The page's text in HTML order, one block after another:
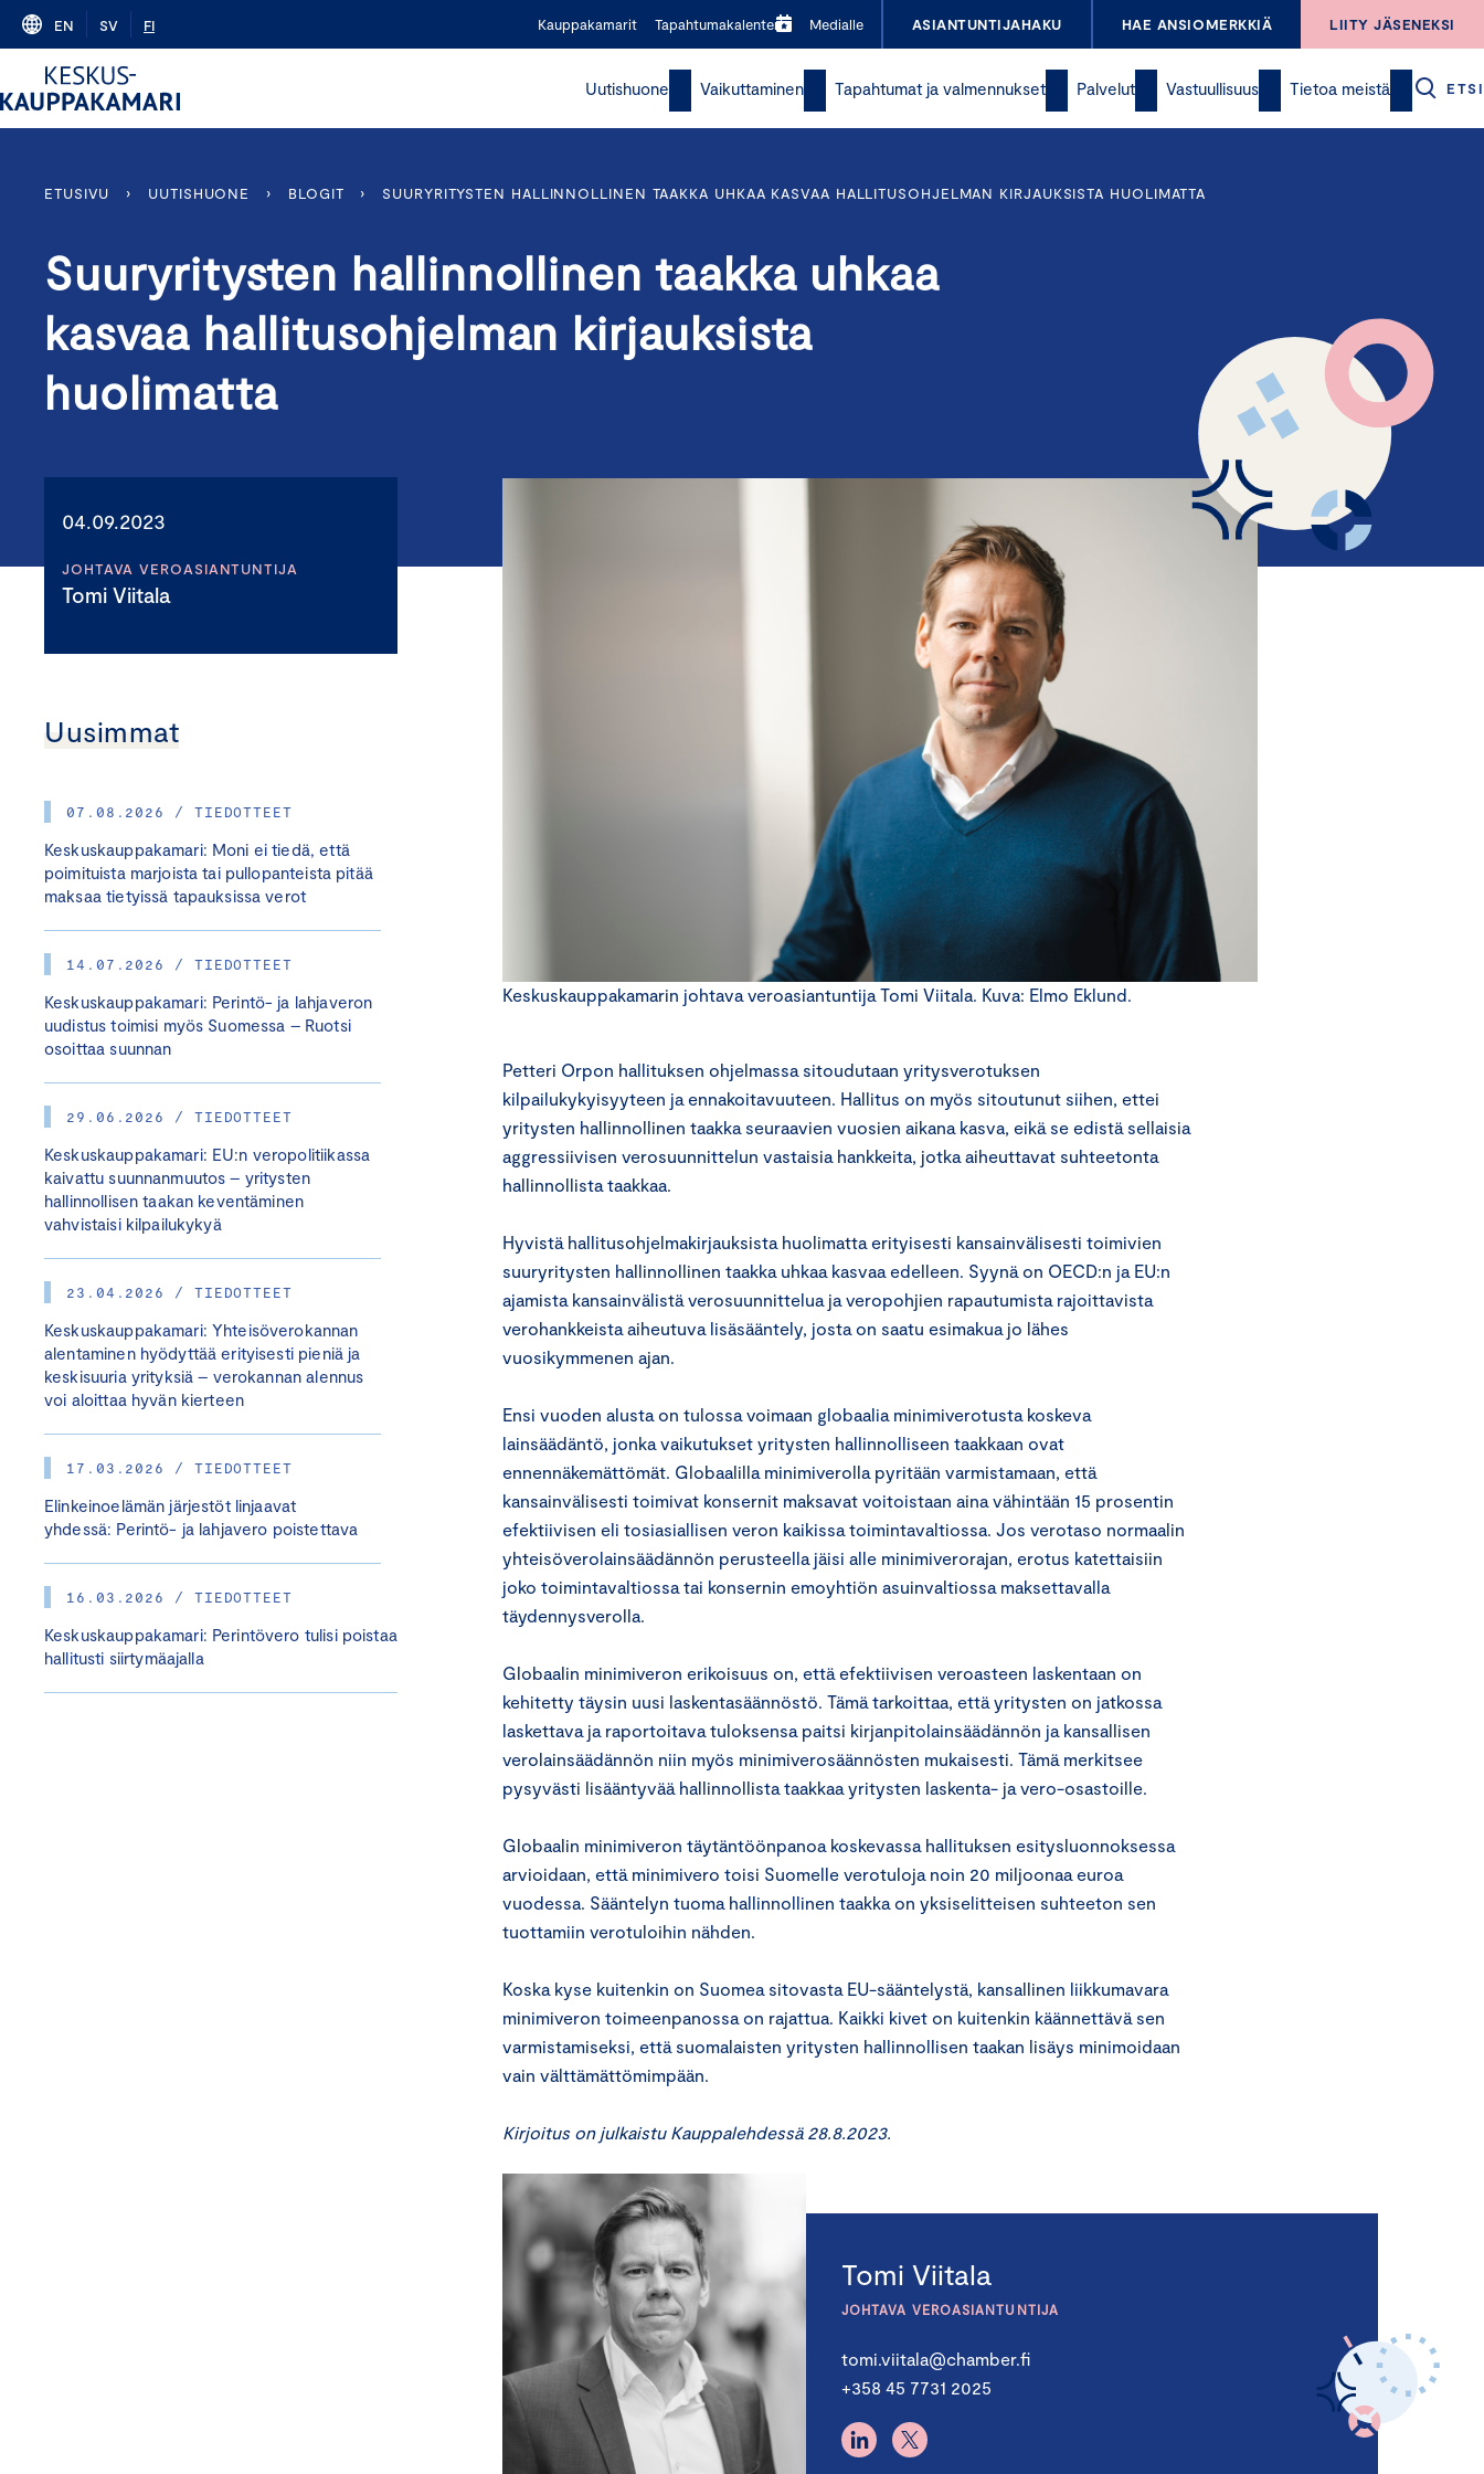
Skip
content
EN SV FI Kauppakamarit Tapahtumakalenteri Medialle ASIANTUNTIJAHAKU HAE ANSIOMERKKIÄ LIITY JÄSENEKSI
Uutishuone Vaikuttaminen Tapahtumat ja valmennukset Palvelut Vastuullisuus Tietoa meistä ETSI
ETUSIVU › UUTISHUONE › BLOGIT › SUURYRITYSTEN HALLINNOLLINEN TAAKKA UHKAA KASVAA HALLITUSOHJELMAN KIRJAUKSISTA HUOLIMATTA
Suuryritysten hallinnollinen taakka uhkaa
kasvaa hallitusohjelman kirjauksista
huolimatta
04.09.2023
JOHTAVA VEROASIANTUNTIJA
Tomi Viitala
Uusimmat
07.08.2026 / TIEDOTTEET
Keskuskauppakamari: Moni ei tiedä, että
poimituista marjoista tai pullopanteista pitää
maksaa tietyissä tapauksissa verot
14.07.2026 / TIEDOTTEET
Keskuskauppakamari: Perintö- ja lahjaveron
uudistus toimisi myös Suomessa – Ruotsi
osoittaa suunnan
29.06.2026 / TIEDOTTEET
Keskuskauppakamari: EU:n veropolitiikassa
kaivattu suunnanmuutos – yritysten
hallinnollisen taakan keventäminen
vahvistaisi kilpailukykyä
23.04.2026 / TIEDOTTEET
Keskuskauppakamari: Yhteisöverokannan
alentaminen hyödyttää erityisesti pieniä ja
keskisuuria yrityksiä – verokannan alennus
voi aloittaa hyvän kierteen
17.03.2026 / TIEDOTTEET
Elinkeinoelämän järjestöt linjaavat
yhdessä: Perintö- ja lahjavero poistettava
16.03.2026 / TIEDOTTEET
Keskuskauppakamari: Perintövero tulisi poistaa
hallitusti siirtymäajalla
Keskuskauppakamarin johtava veroasiantuntija Tomi Viitala. Kuva: Elmo Eklund.
Petteri Orpon hallituksen ohjelmassa sitoudutaan yritysverotuksen
kilpailukykyisyyteen ja ennakoitavuuteen. Hallitus on myös sitoutunut siihen, ettei
yritysten hallinnollinen taakka seuraavien vuosien aikana kasva, eikä se edistä sellaisia
aggressiivisen verosuunnittelun vastaisia hankkeita, jotka aiheuttavat suhteetonta
hallinnollista taakkaa.
Hyvistä hallitusohjelmakirjauksista huolimatta erityisesti kansainvälisesti toimivien
suuryritysten hallinnollinen taakka uhkaa kasvaa edelleen. Syynä on OECD:n ja EU:n
ajamista kansainvälistä verosuunnittelua ja veropohjien rapautumista rajoittavista
verohankkeista aiheutuva lisäsääntely, josta on saatu esimakua jo lähes
vuosikymmenen ajan.
Ensi vuoden alusta on tulossa voimaan globaalia minimiverotusta koskeva
lainsäädäntö, jonka vaikutukset yritysten hallinnolliseen taakkaan ovat
ennennäkemättömät. Globaalilla minimiverolla pyritään varmistamaan, että
kansainvälisesti toimivat konsernit maksavat voitoistaan aina vähintään 15 prosentin
efektiivisen eli tosiasiallisen veron kaikissa toimintavaltiossa. Jos verotaso normaalin
yhteisöverolainsäädännön perusteella jäisi alle minimiverorajan, erotus katettaisiin
joko toimintavaltiossa tai konsernin emoyhtiön asuinvaltiossa maksettavalla
täydennysverolla.
Globaalin minimiveron erikoisuus on, että efektiivisen veroasteen laskentaan on
kehitetty täysin uusi laskentasäännöstö. Tämä tarkoittaa, että yritysten on jatkossa
laskettava ja raportoitava tuloksensa paitsi kirjanpitolainsäädännön ja kansallisen
verolainsäädännön niin myös minimiverosäännösten mukaisesti. Tämä merkitsee
pysyvästi lisääntyvää hallinnollista taakkaa yritysten laskenta- ja vero-osastoille.
Globaalin minimiveron täytäntöönpanoa koskevassa hallituksen esitysluonnoksessa
arvioidaan, että minimivero toisi Suomelle verotuloja noin 20 miljoonaa euroa
vuodessa. Sääntelyn tuoma hallinnollinen taakka on yksiselitteisen suhteeton sen
tuottamiin verotuloihin nähden.
Koska kyse kuitenkin on Suomea sitovasta EU-sääntelystä, kansallinen liikkumavara
minimiveron toimeenpanossa on rajattua. Kaikki kivet on kuitenkin käännettävä sen
varmistamiseksi, että suomalaisten yritysten hallinnollisen taakan lisäys minimoidaan
vain välttämättömimpään.
Kirjoitus on julkaistu Kauppalehdessä 28.8.2023.
Tomi Viitala
JOHTAVA VEROASIANTUNTIJA
tomi.viitala@chamber.fi
+358 45 7731 2025